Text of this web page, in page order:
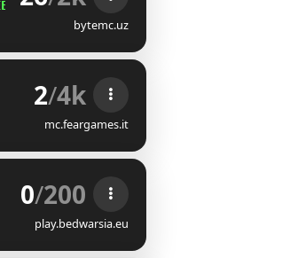
ʙᴇᴅᴡᴀʀꜱ IIQ]OXHVJ
bytemc.uz
2/4k
mc.feargames.it
0/200
play.bedwarsia.eu